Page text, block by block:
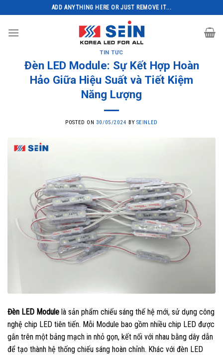
to
content
ADD ANYTHING HERE OR JUST REMOVE IT...
TIN TỨC
Đèn LED Module: Sự Kết Hợp Hoàn
Hảo Giữa Hiệu Suất và Tiết Kiệm
Năng Lượng
POSTED ON 30/05/2024 BY SEINLED
Đèn LED Module là sản phẩm chiếu sáng thế hệ mới, sử dụng công
nghệ chip LED tiên tiến. Mỗi Module bao gồm nhiều chip LED được
gắn trên một bảng mạch in nhỏ gọn, kết nối với nhau bằng dây dẫn
để tạo thành hệ thống chiếu sáng hoàn chỉnh. Khác với đèn LED